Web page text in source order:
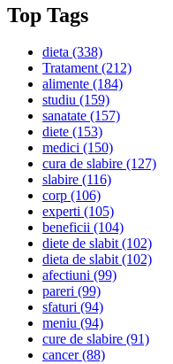
Top Tags
dieta (338)
Tratament(212)
alimente (184)
studiu (159)
sanatate (157)
diete (153)
medici (150)
cura de slabire (127)
slabire (116)
corp (106)
experti (105)
beneficii (104)
diete de slabit(102)
dieta de slabit(102)
afectiuni (99)
pareri (99)
sfaturi (94)
meniu (94)
cure de slabire (91)
cancer(88)